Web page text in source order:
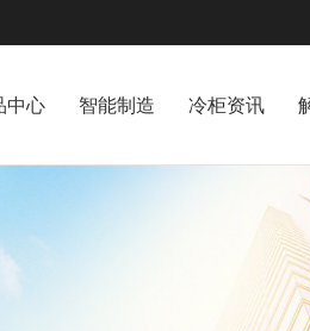
中心 智能制造 冷柜资讯